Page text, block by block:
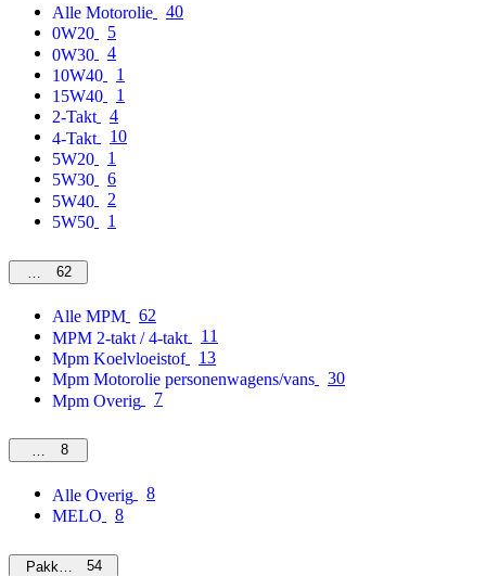
Alle Motorolie
40
0W20
5
0W30
4
10W40
1
15W40
1
2-Takt
4
4-Takt
10
5W20
1
5W30
6
5W40
2
5W50
1
MPM62
Alle MPM
62
MPM 2-takt / 4-takt
11
Mpm Koelvloeistof
13
Mpm Motorolie personenwagens/vans
30
Mpm Overig
7
Overig
8
Alle Overig
8
MELO
8
Pakketten54